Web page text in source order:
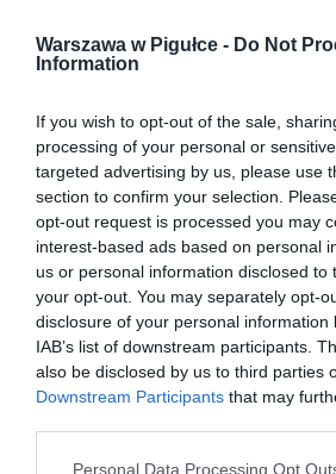
Warszawa w Pigułce - Do Not
Information
If you wish to opt-out of the sale,
processing of your personal or
targeted advertising by us, please use
section to confirm your selection.
opt-out request is processed you may
interest-based ads based on personal
us or personal information disclosed to
your opt-out. You may separately opt-
disclosure of your personal information
IAB’s list of downstream participants.
also be disclosed by us to third parties
Downstream Participants that may
Personal Data Processing Opt